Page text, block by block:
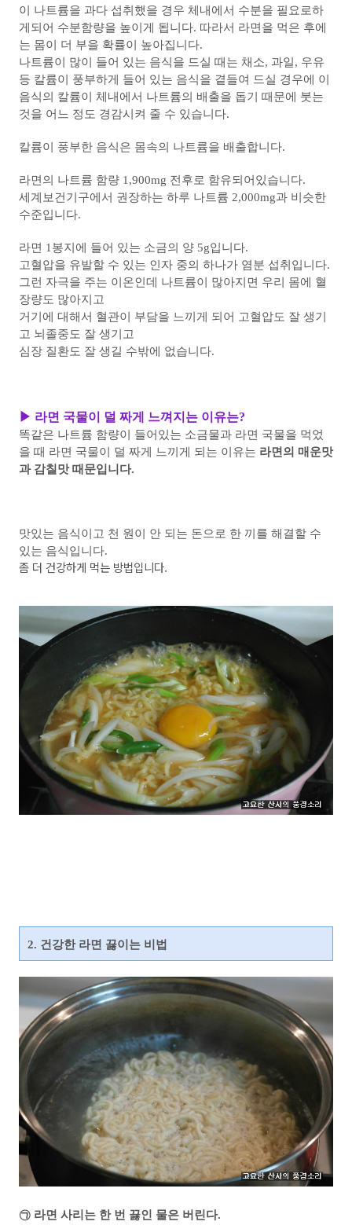
이 나트륨을 과다 섭취했을 경우 체내에서 수분을 필요로하
게되어 수분함량을 높이게 됩니다. 따라서 라면을 먹은 후에
는 몸이 더 부을 확률이 높아집니다.
나트륨이 많이 들어 있는 음식을 드실 때는 채소, 과일, 우유
등 칼륨이 풍부하게 들어 있는 음식을 곁들여 드실 경우에 이
음식의 칼륨이 체내에서 나트륨의 배출을 돕기 때문에 붓는
것을 어느 정도 경감시켜 줄 수 있습니다.
칼륨이 풍부한 음식은 몸속의 나트륨을 배출합니다.
라면의 나트륨 함량 1,900mg 전후로 함유되어있습니다.
세계보건기구에서 권장하는 하루 나트륨 2,000mg과 비슷한
수준입니다.
라면 1봉지에 들어 있는 소금의 양 5g입니다.
고혈압을 유발할 수 있는 인자 중의 하나가 염분 섭취입니다.
그런 자극을 주는 이온인데 나트륨이 많아지면 우리 몸에 혈
장량도 많아지고
거기에 대해서 혈관이 부담을 느끼게 되어 고혈압도 잘 생기
고 뇌졸중도 잘 생기고
심장 질환도 잘 생길 수밖에 없습니다.
▶ 라면 국물이 덜 짜게 느껴지는 이유는?
똑같은 나트륨 함량이 들어있는 소금물과 라면 국물을 먹었
을 때 라면 국물이 덜 짜게 느끼게 되는 이유는 라면의 매운맛
과 감칠맛 때문입니다.
맛있는 음식이고 천 원이 안 되는 돈으로 한 끼를 해결할 수
있는 음식입니다.
좀 더 건강하게 먹는 방법입니다.
2. 건강한 라면 끓이는 비법
㉠ 라면 사리는 한 번 끓인 물은 버린다.